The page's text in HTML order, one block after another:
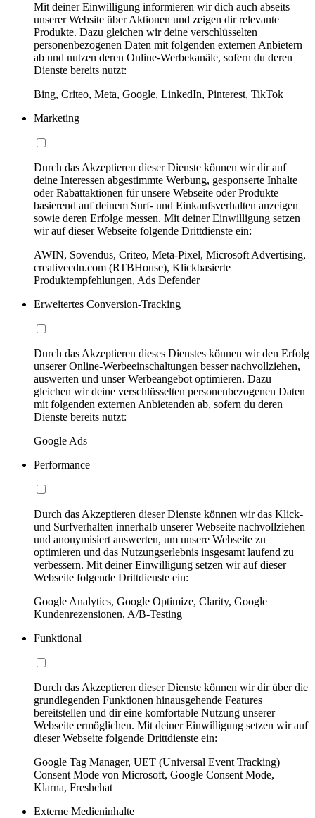
Mit deiner Einwilligung informieren wir dich auch abseits
unserer Website über Aktionen und zeigen dir relevante
Produkte. Dazu gleichen wir deine verschlüsselten
personenbezogenen Daten mit folgenden externen Anbietern
ab und nutzen deren Online-Werbekanäle, sofern du deren
Dienste bereits nutzt:
Bing, Criteo, Meta, Google, LinkedIn, Pinterest, TikTok
Marketing
Durch das Akzeptieren dieser Dienste können wir dir auf
deine Interessen abgestimmte Werbung, gesponserte Inhalte
oder Rabattaktionen für unsere Webseite oder Produkte
basierend auf deinem Surf- und Einkaufsverhalten anzeigen
sowie deren Erfolge messen. Mit deiner Einwilligung setzen
wir auf dieser Webseite folgende Drittdienste ein:
AWIN, Sovendus, Criteo, Meta-Pixel, Microsoft Advertising,
creativecdn.com (RTBHouse), Klickbasierte
Produktempfehlungen, Ads Defender
Erweitertes Conversion-Tracking
Durch das Akzeptieren dieses Dienstes können wir den Erfolg
unserer Online-Werbeeinschaltungen besser nachvollziehen,
auswerten und unser Werbeangebot optimieren. Dazu
gleichen wir deine verschlüsselten personenbezogenen Daten
mit folgenden externen Anbietenden ab, sofern du deren
Dienste bereits nutzt:
Google Ads
Performance
Durch das Akzeptieren dieser Dienste können wir das Klick-
und Surfverhalten innerhalb unserer Webseite nachvollziehen
und anonymisiert auswerten, um unsere Webseite zu
optimieren und das Nutzungserlebnis insgesamt laufend zu
verbessern. Mit deiner Einwilligung setzen wir auf dieser
Webseite folgende Drittdienste ein:
Google Analytics, Google Optimize, Clarity, Google
Kundenrezensionen, A/B-Testing
Funktional
Durch das Akzeptieren dieser Dienste können wir dir über die
grundlegenden Funktionen hinausgehende Features
bereitstellen und dir eine komfortable Nutzung unserer
Webseite ermöglichen. Mit deiner Einwilligung setzen wir auf
dieser Webseite folgende Drittdienste ein:
Google Tag Manager, UET (Universal Event Tracking)
Consent Mode von Microsoft, Google Consent Mode,
Klarna, Freshchat
Externe Medieninhalte